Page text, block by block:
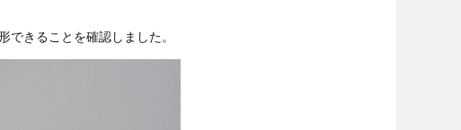
できることを確認しました。